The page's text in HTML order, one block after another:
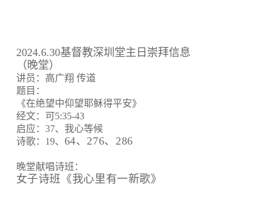
2024.6.30基督教深圳堂主日崇拜信息
（晚堂）
讲员：高广翔 传道
题目：
《在绝望中仰望耶稣得平安》
经文：可5:35-43
启应：37、我心等候
诗歌：19、 64、 276、 286
晚堂献唱诗班：
女子诗班《我心里有一新歌》